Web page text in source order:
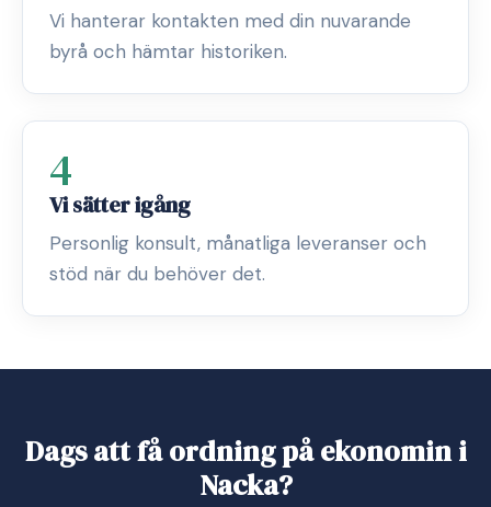
Vi hanterar kontakten med din nuvarande
byrå och hämtar historiken.
4
Vi sätter igång
Personlig konsult, månatliga leveranser och
stöd när du behöver det.
Dags att få ordning på ekonomin i
Nacka?